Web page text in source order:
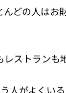
どの人はお
ストランも
人がよくいる